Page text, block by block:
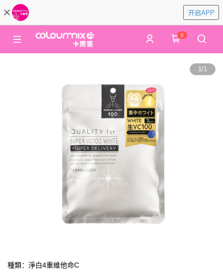
开启APP
0
1/1
種類：淨白4重維他命C